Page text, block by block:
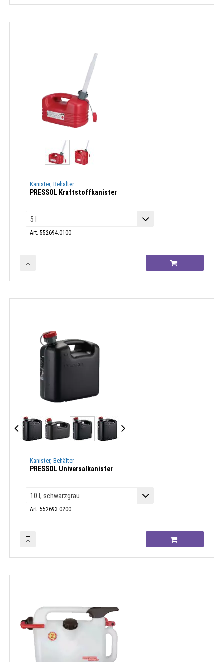
Kanister, Behälter
PRESSOL Kraftstoffkanister
Art. 552694.0100
Kanister, Behälter
PRESSOL Universalkanister
Art. 552693.0200